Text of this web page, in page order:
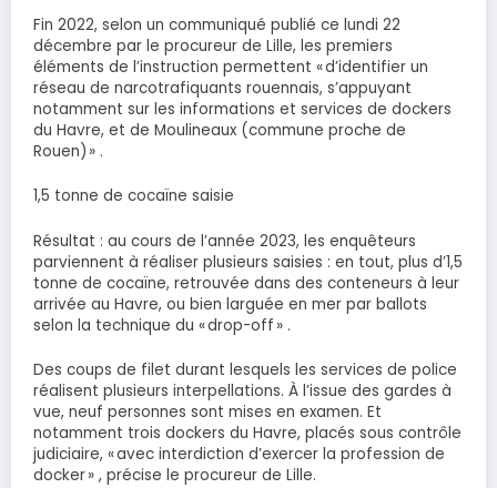
Fin 2022, selon un communiqué publié ce lundi 22
décembre par le procureur de Lille, les premiers
éléments de l’instruction permettent « d’identifier un
réseau de narcotrafiquants rouennais, s’appuyant
notamment sur les informations et services de dockers
du Havre, et de Moulineaux (commune proche de
Rouen) » .
1,5 tonne de cocaïne saisie
Résultat : au cours de l’année 2023, les enquêteurs
parviennent à réaliser plusieurs saisies : en tout, plus d’1,5
tonne de cocaïne, retrouvée dans des conteneurs à leur
arrivée au Havre, ou bien larguée en mer par ballots
selon la technique du « drop-off » .
Des coups de filet durant lesquels les services de police
réalisent plusieurs interpellations. À l’issue des gardes à
vue, neuf personnes sont mises en examen. Et
notamment trois dockers du Havre, placés sous contrôle
judiciaire, « avec interdiction d’exercer la profession de
docker » , précise le procureur de Lille.